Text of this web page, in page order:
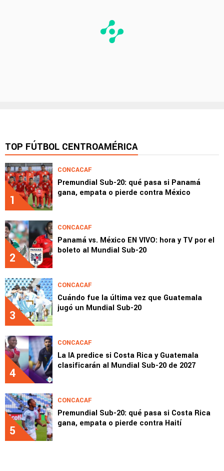
TOP FÚTBOL CENTROAMÉRICA
1
CONCACAF
Premundial Sub-20: qué pasa si Panamá
gana, empata o pierde contra México
2
CONCACAF
Panamá vs. México EN VIVO: hora y TV por el
boleto al Mundial Sub-20
3
CONCACAF
Cuándo fue la última vez que Guatemala
jugó un Mundial Sub-20
4
CONCACAF
La IA predice si Costa Rica y Guatemala
clasificarán al Mundial Sub-20 de 2027
5
CONCACAF
Premundial Sub-20: qué pasa si Costa Rica
gana, empata o pierde contra Haití